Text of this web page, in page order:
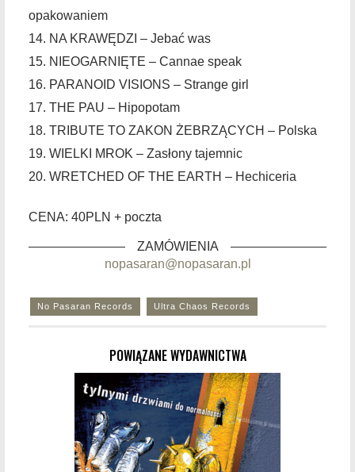
opakowaniem
14. NA KRAWĘDZI – Jebać was
15. NIEOGARNIĘTE – Cannae speak
16. PARANOID VISIONS – Strange girl
17. THE PAU – Hipopotam
18. TRIBUTE TO ZAKON ŻEBRZĄCYCH – Polska
19. WIELKI MROK – Zasłony tajemnic
20. WRETCHED OF THE EARTH – Hechiceria
CENA: 40PLN + poczta
ZAMÓWIENIA
nopasaran@nopasaran.pl
No Pasaran Records Ultra Chaos Records
POWIĄZANE WYDAWNICTWA